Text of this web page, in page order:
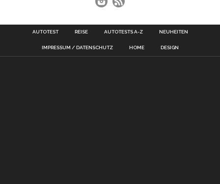
AUTOTEST REISE AUTOTESTS A-Z NEUHEITEN
IMPRESSUM / DATENSCHUTZ HOME DESIGN